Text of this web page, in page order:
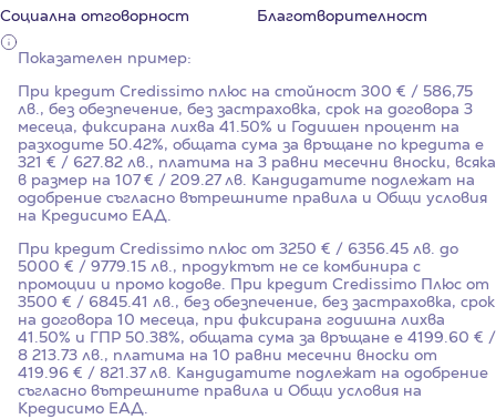
Социална отговорност
Благотворителност
Показателен пример:
При кредит Credissimo плюс на стойност 300 € / 586,75
лв., без обезпечение, без застраховка, срок на договора 3
месеца, фиксирана лихва 41.50% и Годишен процент на
разходите 50.42%, общата сума за връщане по кредита е
321 € / 627.82 лв., платима на 3 равни месечни вноски, всяка
в размер на 107 € / 209.27 лв. Кандидатите подлежат на
одобрение съгласно вътрешните правила и Общи условия
на Кредисимо ЕАД.
При кредит Credissimo плюс от 3250 € / 6356.45 лв. до
5000 € / 9779.15 лв., продуктът не се комбинира с
промоции и промо кодове. При кредит Credissimo Плюс от
3500 € / 6845.41 лв., без обезпечение, без застраховка, срок
на договора 10 месеца, при фиксирана годишна лихва
41.50% и ГПР 50.38%, общата сума за връщане е 4199.60 € /
8 213.73 лв., платима на 10 равни месечни вноски от
419.96 € / 821.37 лв. Кандидатите подлежат на одобрение
съгласно вътрешните правила и Общи условия на
Кредисимо ЕАД.